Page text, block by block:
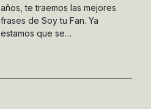
años, te traemos las mejores
frases de Soy tu Fan. Ya
estamos que se…